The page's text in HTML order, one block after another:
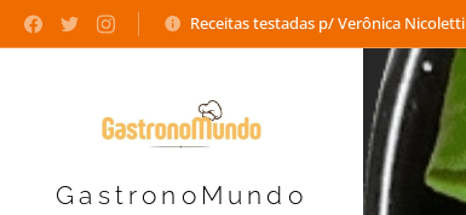
Receitas testadas p/ Verônica Nicoletti
GastronoMundo